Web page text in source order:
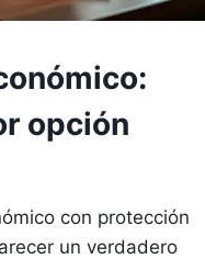
opción
con protección
un verdadero